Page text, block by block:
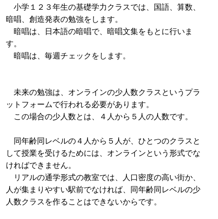
小学１２３年生の基礎学力クラスでは、国語、算数、
暗唱、創造発表の勉強をします。
暗唱は、日本語の暗唱で、暗唱文集をもとに行いま
す。
暗唱は、毎週チェックをします。
未来の勉強は、オンラインの少人数クラスというプラ
ットフォームで行われる必要があります。
この場合の少人数とは、４人から５人の人数です。
同年齢同レベルの４人から５人が、ひとつのクラスと
して授業を受けるためには、オンラインという形式でな
ければできません。
リアルの通学形式の教室では、人口密度の高い街か、
人が集まりやすい駅前でなければ、同年齢同レベルの少
人数クラスを作ることはできないからです。